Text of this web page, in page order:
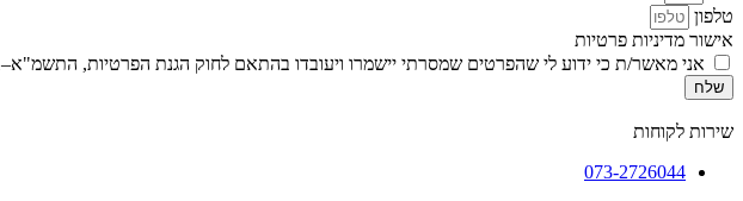
טלפון
אישור מדיניות פרטיות
אני מאשר/ת כי ידוע לי שהפרטים שמסרתי יישמרו ויעובדו בהתאם לחוק הגנת הפרטיות, התשמ"א–1981 (כולל תיקון 13), ובהתאם ל
שלח
שירות לקוחות
073-2726044